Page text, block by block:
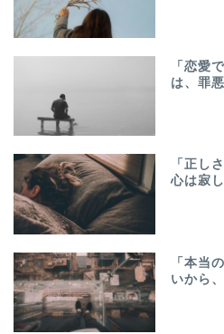
「恋愛
は、罪
「正し
心は寂
「本当
いから